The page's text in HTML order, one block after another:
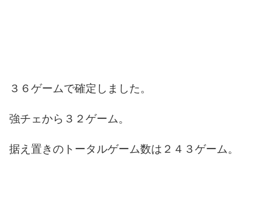
３６ゲームで確定しました。
強チェから３２ゲーム。
据え置きのトータルゲーム数は２４３ゲーム。